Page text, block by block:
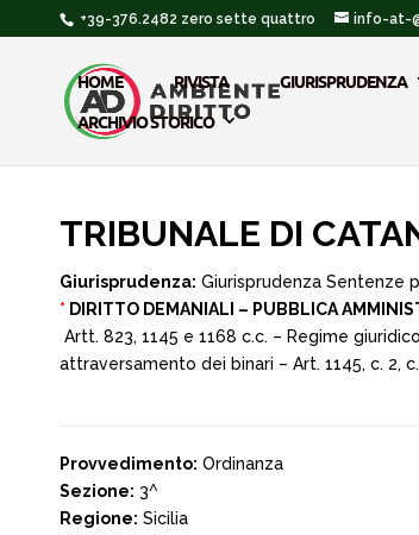
+39-376.2482 zero sette quattro info-at-
HOME RIVISTA GIURISPRUDENZA
ARCHIVIO STORICO
TRIBUNALE DI
Giurisprudenza: Giurisprudenza Sentenze
* DIRITTO DEMANIALI – PUBBLICA
Artt. 823, 1145 e 1168 c.c. – Regime
attraversamento dei binari – Art. 1145, c. 2,
Provvedimento: Ordinanza
Sezione: 3^
Regione: Sicilia